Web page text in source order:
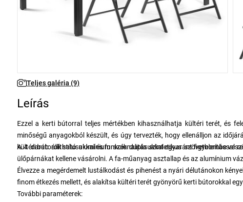
Teljes galéria (9)
Leírás
Ezzel a kerti bútorral teljes mértékben kihasználhatja kültéri terét, és
minőségű anyagokból készült, és úgy tervezték, hogy ellenálljon az
kültéri bútorok stílusukkal és funkcionalitásukkal egyaránt figyelembe
A 4 darab állítható alumínium szék dupla szintetikus szövetborítással
ülőpárnákat kellene vásárolni. A fa-műanyag asztallap és az alumínium
Élvezze a megérdemelt lustálkodást és pihenést a nyári délutánokon
finom étkezés mellett, és alakítsa kültéri terét gyönyörű kerti bútorokkal
További paraméterek: